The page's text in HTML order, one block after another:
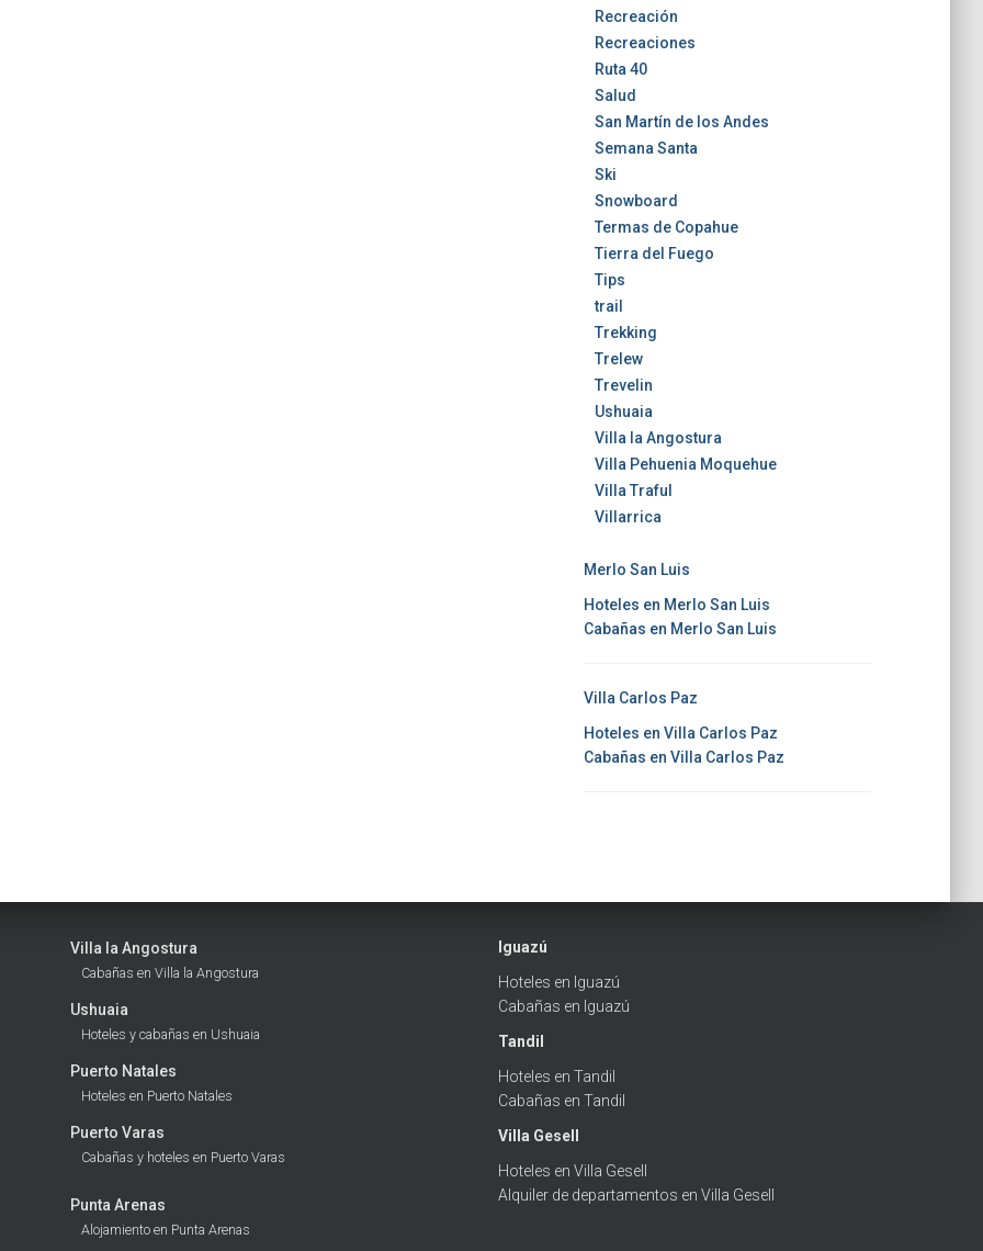
Recreación
Recreaciones
Ruta 40
Salud
San Martín de los Andes
Semana Santa
Ski
Snowboard
Termas de Copahue
Tierra del Fuego
Tips
trail
Trekking
Trelew
Trevelin
Ushuaia
Villa la Angostura
Villa Pehuenia Moquehue
Villa Traful
Villarrica
Merlo San Luis
Hoteles en Merlo San Luis
Cabañas en Merlo San Luis
Villa Carlos Paz
Hoteles en Villa Carlos Paz
Cabañas en Villa Carlos Paz
Villa la Angostura
Cabañas en Villa la Angostura
Ushuaia
Hoteles y cabañas en Ushuaia
Puerto Natales
Hoteles en Puerto Natales
Puerto Varas
Cabañas y hoteles en Puerto Varas
Punta Arenas
Alojamiento en Punta Arenas
Iguazú
Hoteles en Iguazú
Cabañas en Iguazú
Tandil
Hoteles en Tandil
Cabañas en Tandil
Villa Gesell
Hoteles en Villa Gesell
Alquiler de departamentos en Villa Gesell